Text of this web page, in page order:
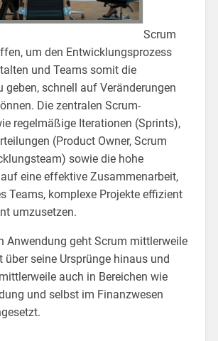
Scrum
um den Entwicklungsprozess
und Teams somit die
geben, schnell auf Veränderungen
Die zentralen Scrum-
regelmäßige Iterationen (Sprints),
(Product Owner, Scrum
sowie die hohe
eine effektive Zusammenarbeit,
Teams, komplexe Projekte effizient
umzusetzen.
Anwendung geht Scrum mittlerweile
über seine Ursprünge hinaus und
auch in Bereichen wie
und selbst im Finanzwesen